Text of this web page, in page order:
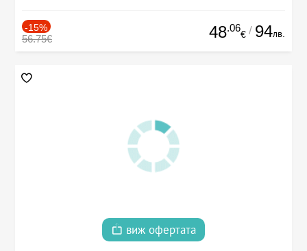
-15%
56.75€ 48.06
€ / 94лв.
виж офертата